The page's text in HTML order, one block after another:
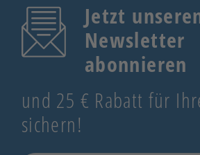
Jetzt
Newsletter
abonnieren
und 25 € Rabatt für
sichern!